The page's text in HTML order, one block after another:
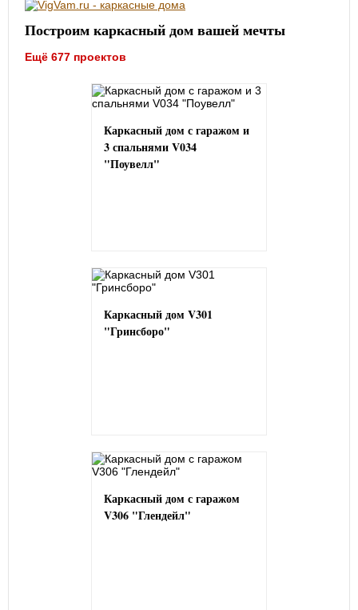
Построим каркасный дом вашей мечты
Ещё 677 проектов
Каркасный дом с гаражом и
3 спальнями V034
"Поувелл"
Каркасный дом V301
"Гринсборо"
Каркасный дом с гаражом
V306 "Глендейл"